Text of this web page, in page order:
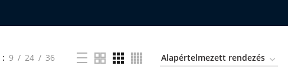
9 24 36